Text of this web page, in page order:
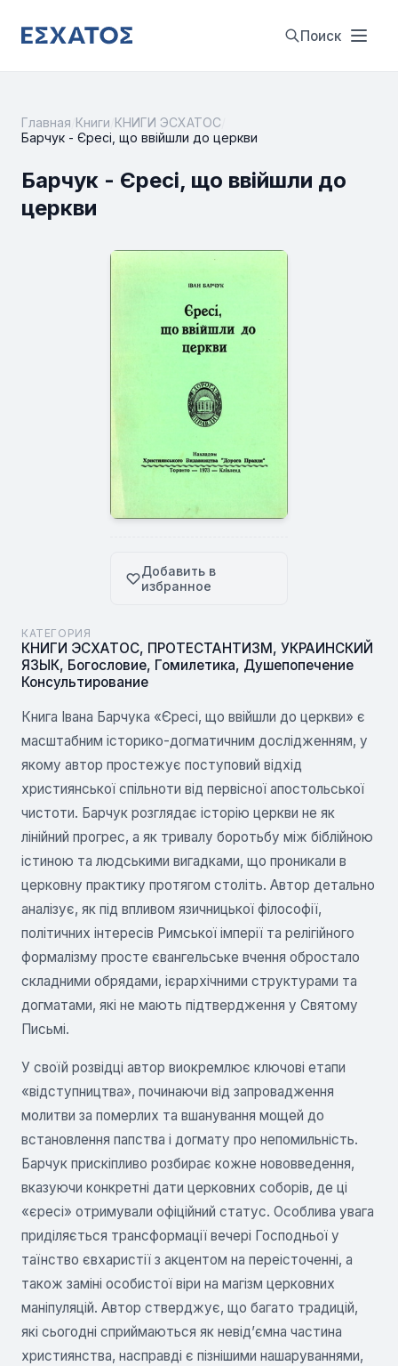
Поиск
Главная Книги КНИГИ ЭСХАТОС
Барчук - Єресі, що ввійшли до церкви
Барчук - Єресі, що ввійшли до
церкви
Добавить в
избранное
КАТЕГОРИЯ
КНИГИ ЭСХАТОС, ПРОТЕСТАНТИЗМ , УКРАИНСКИЙ
ЯЗЫК, Богословие, Гомилетика, Душепопечение
Консультирование
Книга Івана Барчука «Єресі, що ввійшли до церкви» є
масштабним історико-догматичним дослідженням, у
якому автор простежує поступовий відхід
християнської спільноти від первісної апостольської
чистоти. Барчук розглядає історію церкви не як
лінійний прогрес, а як тривалу боротьбу між біблійною
істиною та людськими вигадками, що проникали в
церковну практику протягом століть. Автор детально
аналізує, як під впливом язичницької філософії,
політичних інтересів Римської імперії та релігійного
формалізму просте євангельське вчення обростало
складними обрядами, ієрархічними структурами та
догматами, які не мають підтвердження у Святому
Письмі.
У своїй розвідці автор виокремлює ключові етапи
«відступництва», починаючи від запровадження
молитви за померлих та вшанування мощей до
встановлення папства і догмату про непомильність.
Барчук прискіпливо розбирає кожне нововведення,
вказуючи конкретні дати церковних соборів, де ці
«єресі» отримували офіційний статус. Особлива увага
приділяється трансформації вечері Господньої у
таїнство євхаристії з акцентом на переісточенні, а
також заміні особистої віри на магізм церковних
маніпуляцій. Автор стверджує, що багато традицій,
які сьогодні сприймаються як невід’ємна частина
християнства, насправді є пізнішими нашаруваннями,